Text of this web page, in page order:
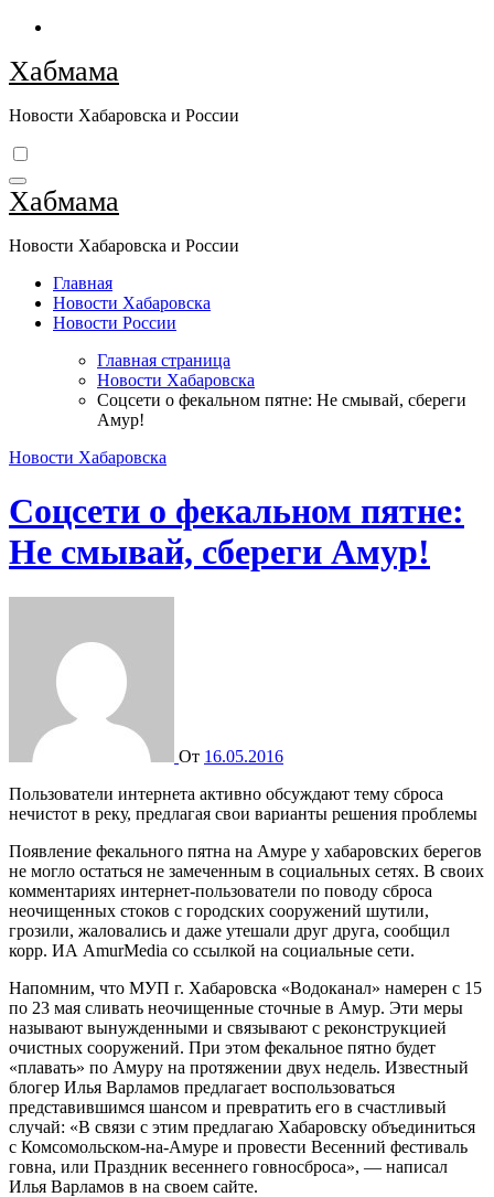
Перейти
содержимому
Хабмама
Новости Хабаровска и России
Хабмама
Новости Хабаровска и России
Главная
Новости Хабаровска
Новости России
Главная страница
Новости Хабаровска
Соцсети о фекальном пятне: Не смывай, сбереги
Амур!
Новости Хабаровска
Соцсети о фекальном пятне:
Не смывай, сбереги Амур!
От 16.05.2016
Пользователи интернета активно обсуждают тему сброса
нечистот в реку, предлагая свои варианты решения проблемы
Появление фекального пятна на Амуре у хабаровских берегов
не могло остаться не замеченным в социальных сетях. В своих
комментариях интернет-пользователи по поводу сброса
неочищенных стоков с городских сооружений шутили,
грозили, жаловались и даже утешали друг друга, сообщил
корр. ИА AmurMedia со ссылкой на социальные сети.
Напомним, что МУП г. Хабаровска «Водоканал» намерен с 15
по 23 мая сливать неочищенные сточные в Амур. Эти меры
называют вынужденными и связывают с реконструкцией
очистных сооружений. При этом фекальное пятно будет
«плавать» по Амуру на протяжении двух недель. Известный
блогер Илья Варламов предлагает воспользоваться
представившимся шансом и превратить его в счастливый
случай: «В связи с этим предлагаю Хабаровску объединиться
с Комсомольском-на-Амуре и провести Весенний фестиваль
говна, или Праздник весеннего говносброса», — написал
Илья Варламов в на своем сайте.